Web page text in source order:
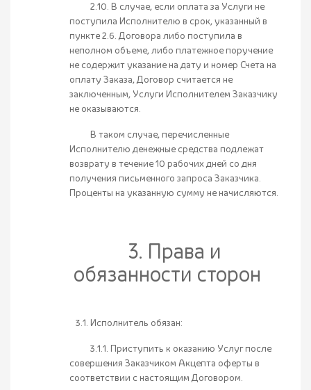
2.10. В случае, если оплата за Услуги не
поступила Исполнителю в срок, указанный в
пункте 2.6. Договора либо поступила в
неполном объеме, либо платежное поручение
не содержит указание на дату и номер Счета на
оплату Заказа, Договор считается не
заключенным, Услуги Исполнителем Заказчику
не оказываются.
В таком случае, перечисленные
Исполнителю денежные средства подлежат
возврату в течение 10 рабочих дней со дня
получения письменного запроса Заказчика.
Проценты на указанную сумму не начисляются.
3. Права и
обязанности сторон
3.1. Исполнитель обязан:
3.1.1. Приступить к оказанию Услуг после
совершения Заказчиком Акцепта оферты в
соответствии с настоящим Договором.